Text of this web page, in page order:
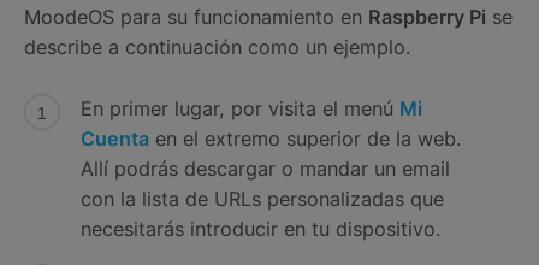
MoodeOS para su funcionamiento en Raspberry Pi se
describe a continuación como un ejemplo.
En primer lugar, por visita el menú Mi
Cuentaen el extremo superior de la web.
Allí podrás descargar o mandar un email
con la lista de URLs personalizadas que
necesitarás introducir en tu dispositivo.